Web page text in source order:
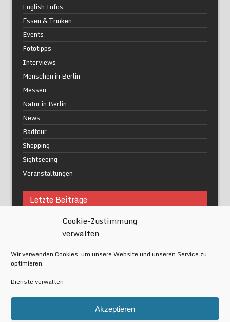
Cookie-Zustimmung
verwalten
Wir verwenden Cookies, um unsere Website und unseren Service zu
optimieren.
Dienste verwalten
Akzeptieren
English Infos
Essen & Trinken
Events
Fototipps
Interviews
Menschen in Berlin
Messen
Natur in Berlin
News
Radtour
Shopping
Sightseeing
Veranstaltungen
Letzte Beiträge
Was macht urbane Lebensqualität wirklich aus?
Grüne Oasen in Berlin
Festival of Lights Berlin 2024
Gesund schlafen im modernen Alltag